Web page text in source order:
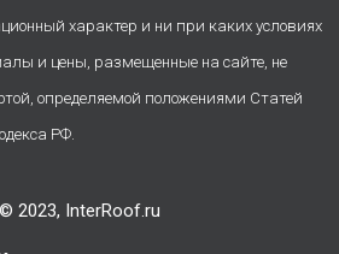
характер и ни при каких условиях
и цены, размещенные на сайте, не
определяемой положениями Статей
РФ.
2023, InterRoof.ru